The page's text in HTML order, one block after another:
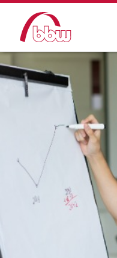
Weiterbildung
Kongresse
Förderungen
Projekte
Über uns